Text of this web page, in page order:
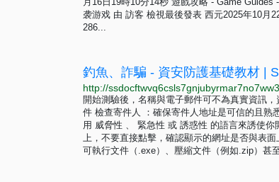
袭游戏 由 訪客 檢視最後發表 西元2025年10月
286...
釣魚、詐騙 - 資安防護基礎教材 |
開始測驗後，名稱與電子郵件可不為真實資訊
件 檢查寄件人 ：確保寄件人地址是可信的且熟
用 威脅性 、 緊急性 或 誘惑性 的語言來誘使
上，不要直接點擊，確認顯示的網址是否與表
可執行文件（.exe）、壓縮文件（例如.zip）甚